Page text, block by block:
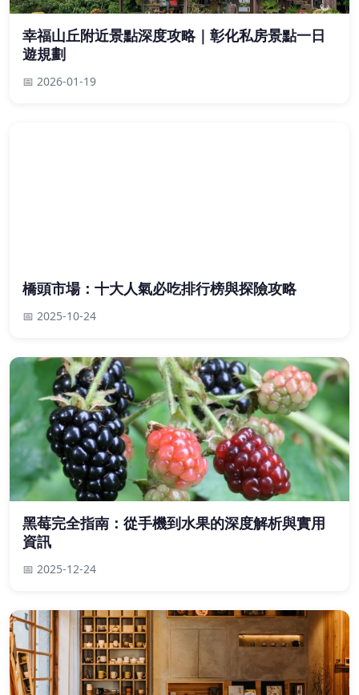
幸福山丘附近景點深度攻略｜彰化私房景點一日
遊規劃
📅 2026-01-19
橋頭市場：十大人氣必吃排行榜與探險攻略
📅 2025-10-24
黑莓完全指南：從手機到水果的深度解析與實用
資訊
📅 2025-12-24